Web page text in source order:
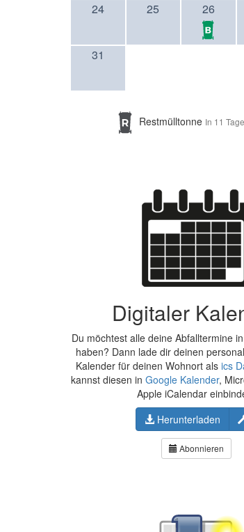
24 25 26
31
Restmülltonne In 11
Digitaler
Du möchtest alle deine Abfalltermine
haben? Dann lade dir deinen
Kalender für deinen Wohnort als ics
kannst diesen in Google Kalender,
Apple iCalendar
Herunterladen
Abonnieren